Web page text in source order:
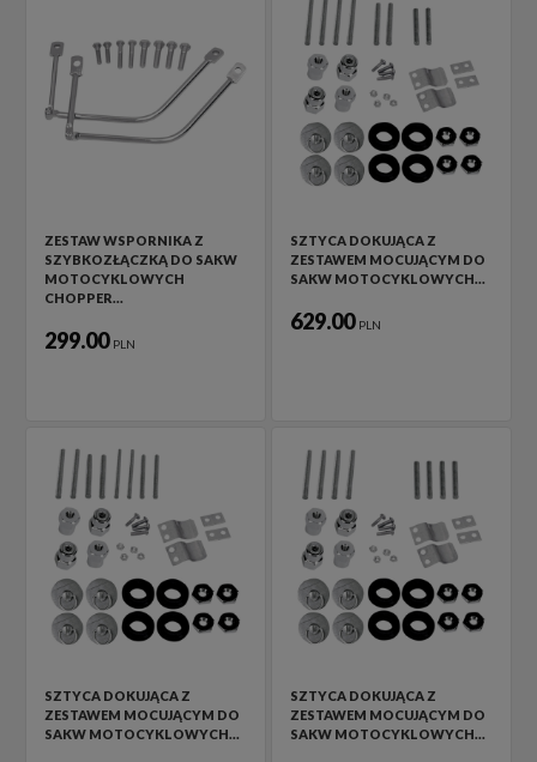
ZESTAW WSPORNIKA Z
SZYBKOZŁĄCZKĄ DO SAKW
MOTOCYKLOWYCH
CHOPPER…
299.00 PLN
SZTYCA DOKUJĄCA Z
ZESTAWEM MOCUJĄCYM DO
SAKW MOTOCYKLOWYCH…
629.00 PLN
SZTYCA DOKUJĄCA Z
ZESTAWEM MOCUJĄCYM DO
SAKW MOTOCYKLOWYCH…
SZTYCA DOKUJĄCA Z
ZESTAWEM MOCUJĄCYM DO
SAKW MOTOCYKLOWYCH…